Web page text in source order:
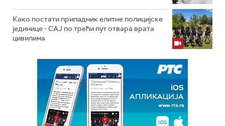
Како постати припадник елитне полицијске
јединице - СAJ по трећи пут отвара врата
цивилима